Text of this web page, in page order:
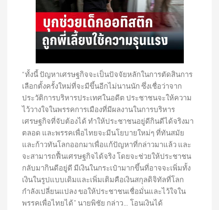
“ทั้งนี้ ปัญหาเศรษฐกิจจะเป็นปัจจัยหลักในการตัดสินการ
เลือกตั้งครั้งใหม่ที่จะมีขึ้นอีกไม่นานนัก ซึ่งเชื่อว่าจาก
ประวัติการบริหารประเทศในอดีต ประชาชนจะให้ความ
ไว้วางใจในพรรคการเมืองที่มีผลงานในการบริหาร
เศรษฐกิจที่จับต้องได้ ทำให้ประชาชนอยู่ดีกินดีได้จริงมา
ตลอด และพรรคเพื่อไทยจะมีนโยบายใหม่ๆ ที่ทันสมัย
และก้าวทันโลกออกมาเพื่อแก้ปัญหาที่กล่าวมาแล้ว และ
จะสามารถฟื้นเศรษฐกิจได้จริง โดยจะช่วยให้ประชาชน
กลับมากินดีอยู่ดี มีเงินในกระเป๋ามากขึ้นที่อาจจะเพิ่มทั้ง
เงินในรูปแบบเดิมและเพิ่มเติมคือเงินสกุลดิจิทัลที่โลก
กำลังเปลี่ยนแปลง ขอให้ประชาชนเชื่อมั่นและไว้ใจใน
พรรคเพื่อไทยได้” นายพิชัย กล่าว… โอนเงินได้